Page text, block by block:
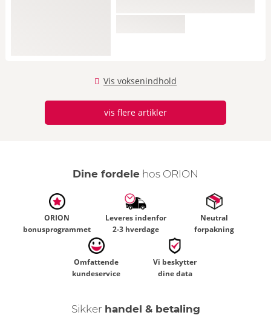
Vis voksenindhold
vis flere artikler
Dine fordele hos ORION
ORION
bonusprogrammet
Leveres indenfor
2-3 hverdage
Neutral
forpakning
Omfattende
kundeservice
Vi beskytter
dine data
Sikker handel & betaling